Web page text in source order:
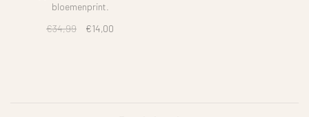
bloemenprint.
€34,99
€14,00